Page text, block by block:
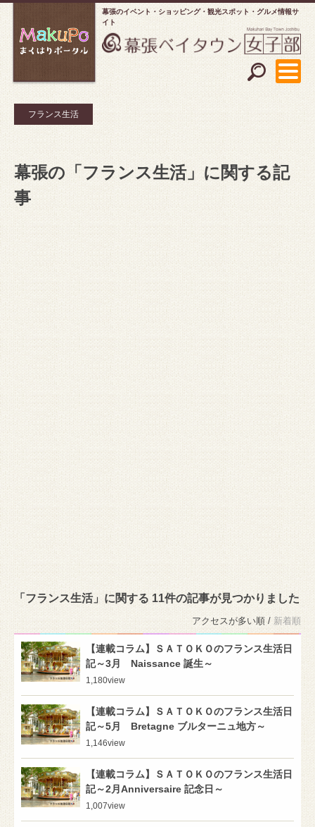
幕張のイベント・ショッピング
観光スポット・グルメ情報サ
イト
フランス生活
幕張の「フランス生活」に関する記
事
「フランス生活」に関する 11件の記事が見つかりました
アクセスが多い順 / 新着順
【連載コラム】ＳＡＴＯＫＯのフランス生活日
記～3月 Naissance 誕生～
1,180view
【連載コラム】ＳＡＴＯＫＯのフランス生活日
記～5月 Bretagne ブルターニュ地方～
1,146view
【連載コラム】ＳＡＴＯＫＯのフランス生活日
記～2月Anniversaire 記念日～
1,007view